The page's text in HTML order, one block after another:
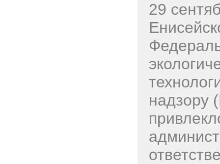
29
надзору